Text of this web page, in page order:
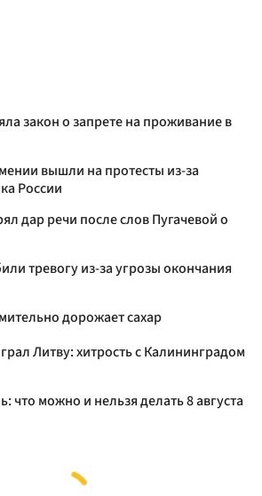
закон о запрете на проживание в
вышли на протесты из-за
России
дар речи после слов Пугачевой о
тревогу из-за угрозы окончания
дорожает сахар
Литву: хитрость с Калининградом
что можно и нельзя делать 8 августа